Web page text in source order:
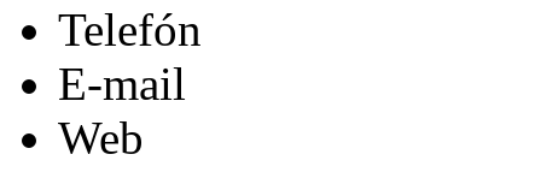
Telefón
E-mail
Web